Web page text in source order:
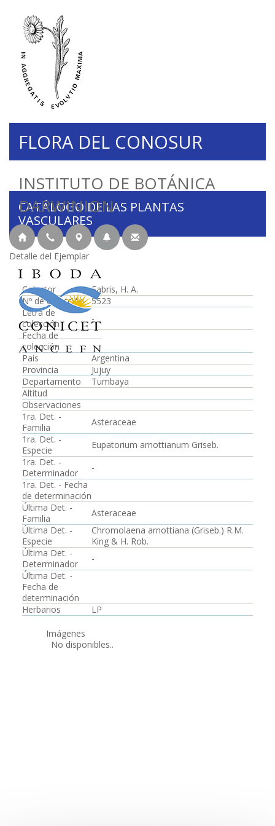
INSTITUTO DE BOTÁNICA
DARWINION
FLORA DEL CONOSUR
CATÁLOGO DE LAS PLANTAS
VASCULARES
Detalle del Ejemplar
Colector
Fabris, H. A.
Nº de colección
5523
Letra de
colección
-
Fecha de
colección
País
Argentina
Provincia
Jujuy
Departamento
Tumbaya
Altitud
Observaciones
1ra. Det. -
Familia
Asteraceae
1ra. Det. -
Especie
Eupatorium arnottianum Griseb.
1ra. Det. -
Determinador
-
1ra. Det. - Fecha
de determinación
Última Det. -
Familia
Asteraceae
Última Det. -
Especie
Chromolaena arnottiana (Griseb.) R.M.
King & H. Rob.
Última Det. -
Determinador
-
Última Det. -
Fecha de
determinación
Herbarios
LP
Imágenes
No disponibles..